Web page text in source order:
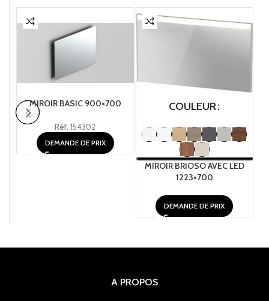
MIROIR BASIC 900×700
Réf.154302
DEMANDE DE PRIX
COULEUR
MIROIR BRIOSO AVEC LED
1223×700
DEMANDE DE PRIX
A PROPOS